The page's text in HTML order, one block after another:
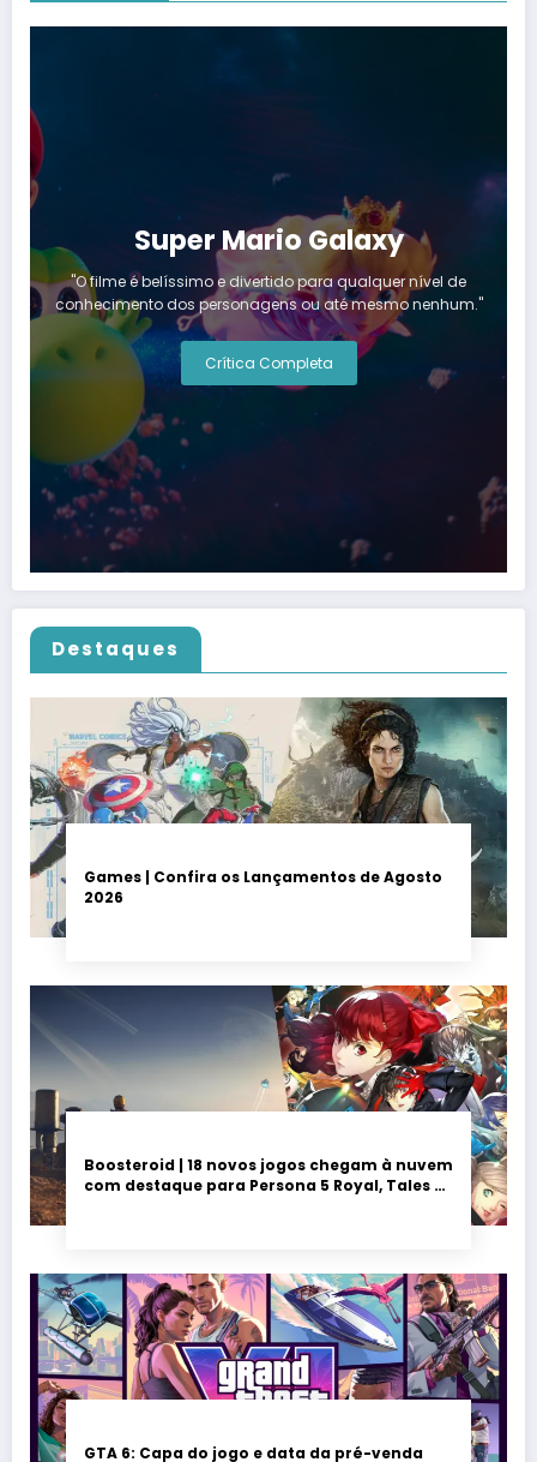
Super Mario Galaxy
"O filme é belíssimo e divertido para qualquer nível de
conhecimento dos personagens ou até mesmo nenhum."
Crítica Completa
Destaques
Games | Confira os Lançamentos de Agosto
2026
Boosteroid | 18 novos jogos chegam à nuvem
com destaque para Persona 5 Royal, Tales of
GTA 6: Capa do jogo e data da pré-venda